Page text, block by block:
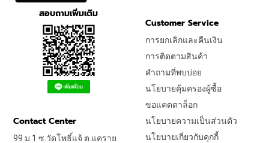
สอบถามเพิ่มเติม
Customer Service
การยกเลิกและคืนเงิน
การติดตามสินค้า
คำถามที่พบบ่อย
นโยบายคุ้มครองผู้ซื้อ
ขอแคตตาล็อก
นโยบายความเป็นส่วนตัว
นโยบายเกี่ยวกับคุกกี้
Contact Center
99 ม.1 ซ.วัดโพธิ์แจ้ ต.แคราย